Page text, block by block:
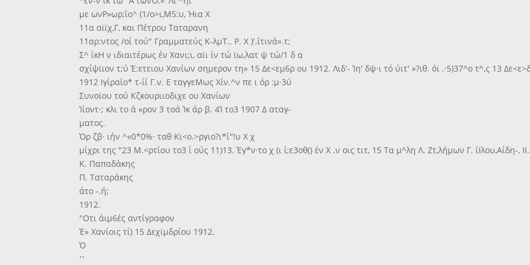
με ωνΡ»ωρ;ΐο^ (1/ο>ι,Μ5:υ, Ήια Χ
11α αϊϊχ,Γ, και Πέτρου Ταταρανη
11αρ:ντος /οί τού" Γραμματεύς Κ-λμΤ.. Ρ. Χ )'.ΐτινά».τ;
Σ^ ΐκΗ ν ιδιαιτέρως έν Χανι;ι, αϊι ίν τώ ϊω,λατ ψ τώ/1 δ α
σχίψϊιον τ;ύ Έ:ετειου Χανίων σημερον τη» 15 Δε<εμ6ρ ου 1912. Λιδ'- Ίη' δψ·ι τό ύιτ' »?ιθ. όϊ .·5)37^ο τ^,ς 13
1912 Ιγίραΐο* τ-ίί Γ.ν. Ε ταγγεΜως Χίν.^ν πε ι όρ :μ·3ΰ
Συνοϊου τοΰ Κζκουριιοδιχε ου Χανίων
Ίίοντ·; κλι το ά «ρον 3 τοά Ίκ άρ β. 4Ί το3 1907 Δ αταγ-
ματος.
Όρ ζβ· ιήν ^«0*0%· ταθ Κϊ<ο.>ργιο?ι*ί"!υ Χ χ
μίχρι της "23 Μ.<ρτίου το3 ί ούς 11)13. Έγ*ν·το χ (ι ί;ε3οθ() έν Χ .ν οις τιτ, 15 Τα μ^λη Λ. Ζτ,λήμων Γ. ΐΙλου,Αίδη-,
Κ. Παπαδάκης
Π. Ταταράκης
άτο -.ή;
1912.
"Οτι άιμ6ές αντίγραφον
Έ» Χανίοις τί) 15 Δεχϊμδρίου 1912.
Ό
Κ.